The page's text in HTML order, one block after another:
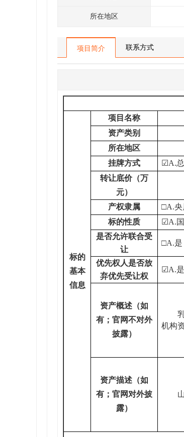
所在地区
项目简介 联系方式
标的
基本
信息
项目名称
资产类别
所在地区
挂牌方式
☑A.
转让底价（万
元）
产权隶属
□A.
标的性质
☑A.
是否允许联合受
让
□A.
优先权人是否放
弃优先受让权
☑A.
资产概述（如
有；官网不对外
披露）
机构
资产描述（如
有；官网对外披
露）